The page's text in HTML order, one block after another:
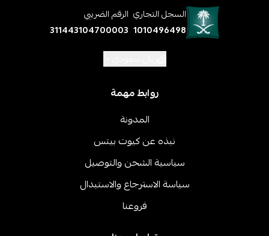
السجل التجاري
1010496498
الرقم الضريبي
311443104700003
روابط مهمة
المدونة
نبذه عن كيوت بيتس
سياسية الشحن والتوصيل
سياسة الاسترجاع والاستبدال
فروعنا